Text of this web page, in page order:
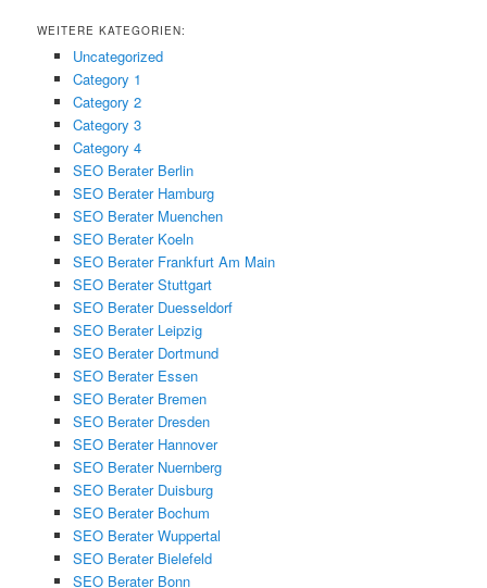
WEITERE KATEGORIEN:
Uncategorized
Category 1
Category 2
Category 3
Category 4
SEO Berater Berlin
SEO Berater Hamburg
SEO Berater Muenchen
SEO Berater Koeln
SEO Berater Frankfurt Am Main
SEO Berater Stuttgart
SEO Berater Duesseldorf
SEO Berater Leipzig
SEO Berater Dortmund
SEO Berater Essen
SEO Berater Bremen
SEO Berater Dresden
SEO Berater Hannover
SEO Berater Nuernberg
SEO Berater Duisburg
SEO Berater Bochum
SEO Berater Wuppertal
SEO Berater Bielefeld
SEO Berater Bonn